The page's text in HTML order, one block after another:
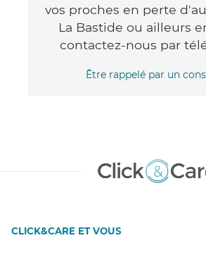
vos proches en perte
La Bastide ou ailleurs
contactez-nous par
Être rappelé par un
CLICK&CARE ET VOUS